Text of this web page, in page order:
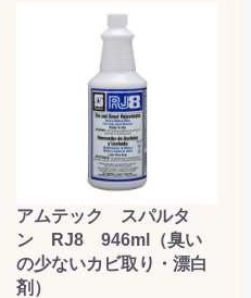
アムテック スパルタ
ン RJ8 946ml（臭い
の少ないカビ取り・漂白
剤）